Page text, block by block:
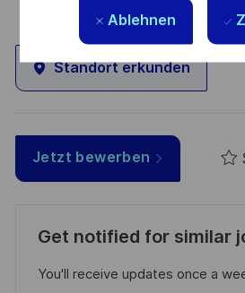
Ablehnen
Standort erkunden
Jetzt bewerben
Get notified for similar
You'll receive updates once a